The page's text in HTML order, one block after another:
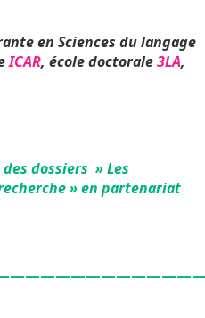
en Sciences du langage
ICAR, école doctorale3LA,
dossiers » Les
» en partenariat